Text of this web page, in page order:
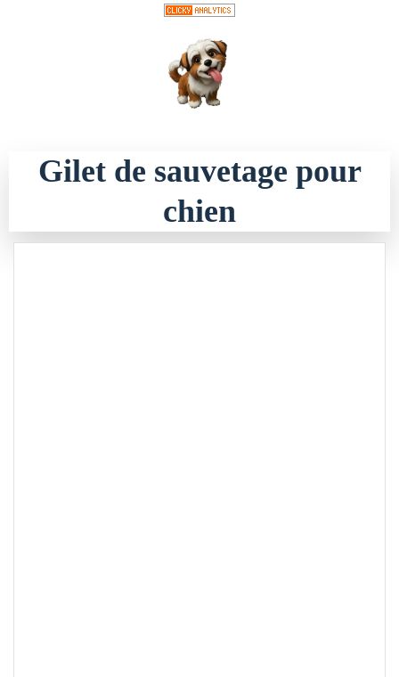
au
contenu
Gilet de sauvetage pour
chien